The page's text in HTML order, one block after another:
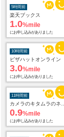
5時間前
楽天ブックス
1.0%mile
にお申し込みがありました
10時間前
ピザハットオンライン
3.0%mile
にお申し込みがありました
11時間前
0.9%mile
にお申し込みがありました